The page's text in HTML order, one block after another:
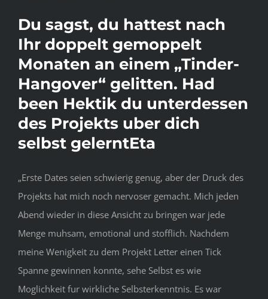
Du sagst, du hattest nach
Ihr doppelt gemoppelt
Monaten an einem „Tinder-
Hangover“ gelitten. Had
been Hektik du unterdessen
des Projekts uber dich
selbst gelerntEta
„Erste Dates seien schwierig genug, aber der Druck des
Projekts hat mich noch nervoser gemacht. Mich jeden
Abend wieder in diese Ansicht zu bringen war jede
Menge muhsam, emotional und stofflich. Nachdem
meine Wenigkeit zu dem Projekt Letter einen Tick
Spanne gewinnen konnte, sehe Selbst es wie
Moglichkeit fur wirkliche Selbsterkenntnis. Es war